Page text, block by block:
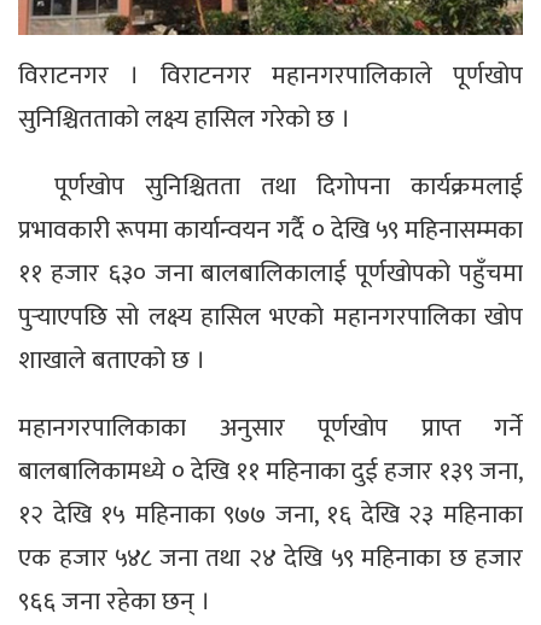
विराटनगर । विराटनगर महानगरपालिकाले पूर्णखोप
सुनिश्चितताको लक्ष्य हासिल गरेको छ ।
पूर्णखोप सुनिश्चितता तथा दिगोपना कार्यक्रमलाई
प्रभावकारी रूपमा कार्यान्वयन गर्दै ० देखि ५९ महिनासम्मका
११ हजार ६३० जना बालबालिकालाई पूर्णखोपको पहुँचमा
पुर्‍याएपछि सो लक्ष्य हासिल भएको महानगरपालिका खोप
शाखाले बताएको छ ।
महानगरपालिकाका अनुसार पूर्णखोप प्राप्त गर्ने
बालबालिकामध्ये ० देखि ११ महिनाका दुई हजार १३९ जना,
१२ देखि १५ महिनाका ९७७ जना, १६ देखि २३ महिनाका
एक हजार ५४८ जना तथा २४ देखि ५९ महिनाका छ हजार
९६६ जना रहेका छन् ।